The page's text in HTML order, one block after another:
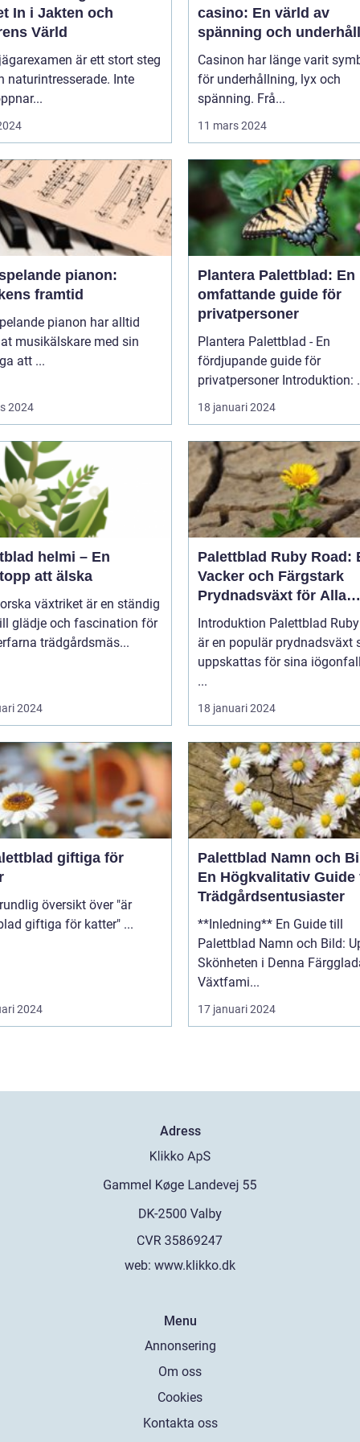
In i Jakten och
Värld
är ett stort steg
naturintresserade. Inte
casino: En värld av
spänning och
Casinon har länge varit
för underhållning, lyx och
spänning. Frå...
11 mars 2024
pianon:
framtid
pianon har alltid
musikälskare med sin
att ...
2024
Plantera Palettblad: En
omfattande guide för
privatpersoner
Plantera Palettblad - En
fördjupande guide för
18 januari 2024
helmi – En
att älska
växtriket är en ständig
glädje och fascination för
trädgårdsmäs...
2024
Palettblad Ruby Road:
Vacker och Färgstark
Prydnadsväxt för Alla
Trädgårdar
Introduktion Palettblad Ruby Road
är en populär prydnadsväxt
uppskattas för sina
...
18 januari 2024
giftiga för
palettblad giftiga för katter" ...
2024
Palettblad Namn och
En Högkvalitativ Guide
Trädgårdsentusiaster
**Inledning** En Guide till
Palettblad Namn och Bild:
Skönheten i Denna
Växtfami...
17 januari 2024
Adress
web: www.klikko.dk
Menu
Annonsering
Om oss
Cookies
Kontakta oss